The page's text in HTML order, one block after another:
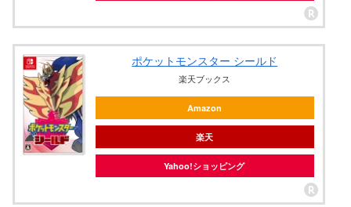
ポケットモンスター シールド
楽天ブックス
Amazon
楽天
Yahoo!ショッピング